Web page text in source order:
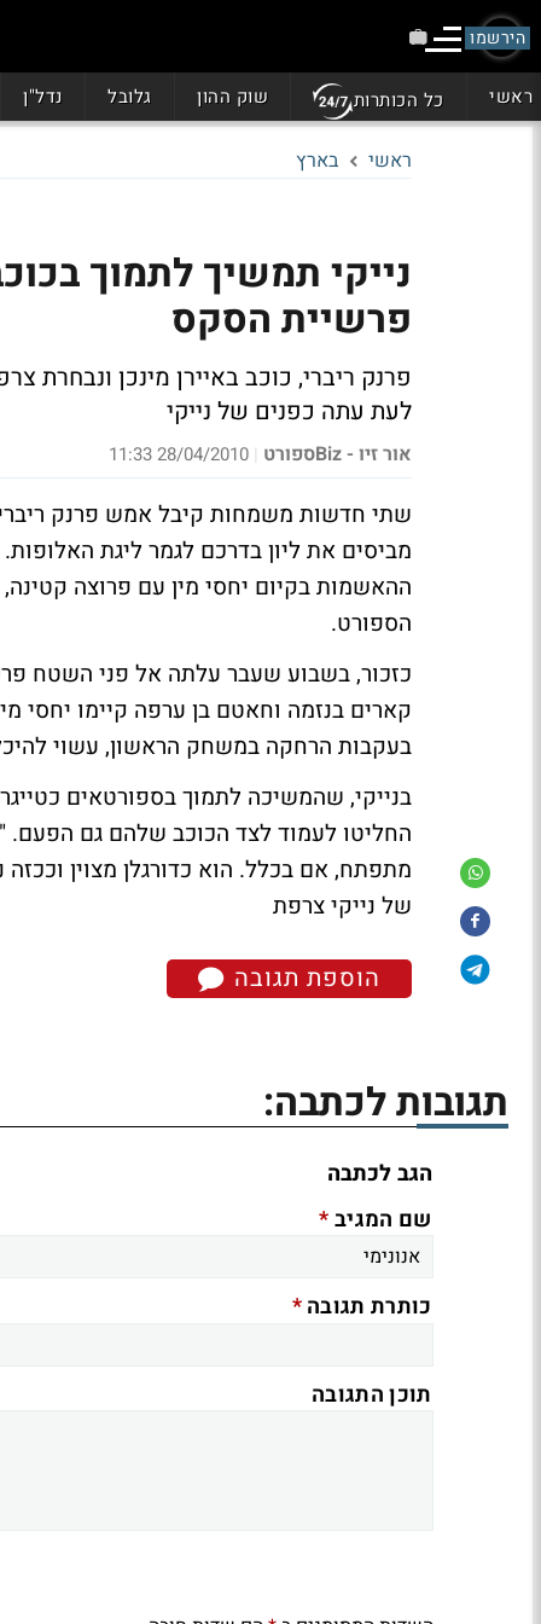
הירשמו
ראשי כל הכותרות שוק ההון גלובל נדל"ן
ראשי בארץ
נייקי תמשיך לתמוך
פרשיית הסקס
פרנק ריברי, כוכב באיירן מינכן
לעת עתה כפנים של נייקי
אור זיו - Bizספורט |
28/04/2010 11:33
שתי חדשות משמחות קיבל אמש פרנק
מביסים את ליון בדרכם לגמר ליגת
ההאשמות בקיום יחסי מין עם פרוצה
הספורט.
כזכור, בשבוע שעבר עלתה אל פני השטח
בעקבות הרחקה במשחק הראשון, עשוי להיכלא לתקופה של
בנייקי, שהמשיכה לתמוך בספורטאים
החליטו לעמוד לצד הכוכב שלהם גם הפעם.
מתפתח, אם בכלל. הוא כדורגלן מצוין
של נייקי צרפת
הוספת תגובה
תגובות לכתבה:
הגב לכתבה
שם המגיב*
כותרת תגובה*
תוכן התגובה